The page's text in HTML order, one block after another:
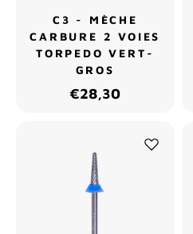
C3 - MÈCHE
CARBURE 2 VOIES
TORPEDO VERT-
GROS
€28,30